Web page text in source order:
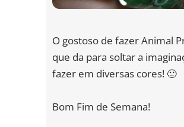
O gostoso de fazer Animal
que da para soltar a
fazer em diversas cores! 🙂
Bom Fim de Semana!